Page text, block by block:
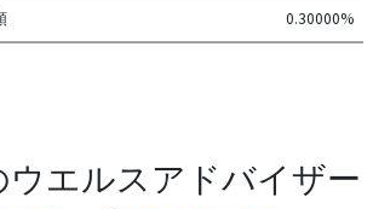
0.30000%
ウエルスアドバイザー